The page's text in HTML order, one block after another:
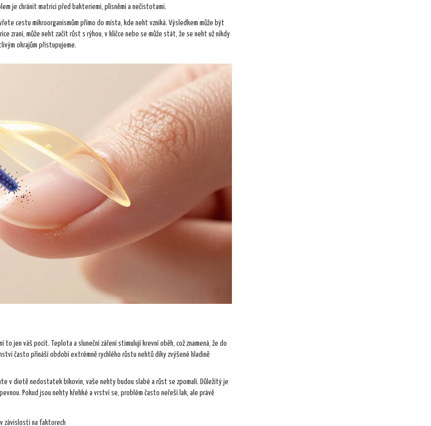
je chránit matrici před bakteriemi, plísněmi a nečistotami.
cestu mikroorganismům přímo do místa, kde neht vzniká. Výsledkem může být
zraní, může neht začít růst s rýhou, v kličce nebo se může stát, že se neht už nikdy
okrajům přistupujeme.
jen váš pocit. Teplota a sluneční záření stimulují krevní oběh, což znamená, že do
často přináší období extrémně rychlého růstu nehtů díky zvýšené hladině
v dietě nedostatek bíkovin, vaše nehty budou slabé a růst se zpomalí. Důležitý je
Pokud jsou nehty křehké a vrství se, problém často neřeší lak, ale právě
závislosti na faktorech